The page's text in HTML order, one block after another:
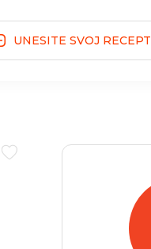
UNESITE SVOJ RECEPT